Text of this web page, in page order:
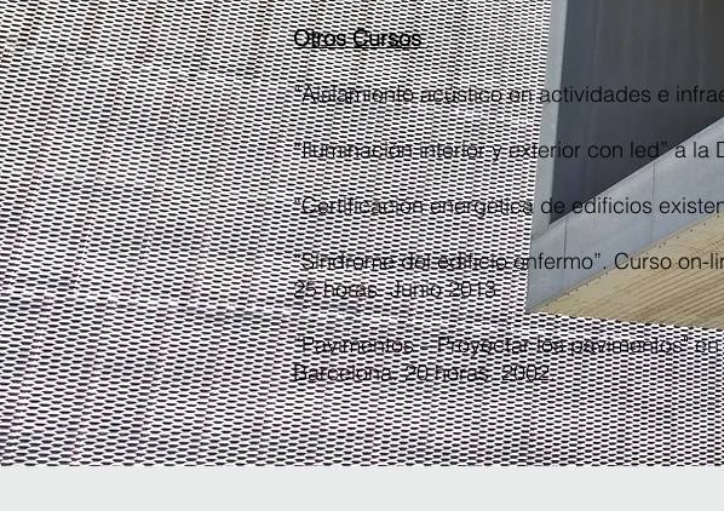
Otros Cursos
“Aislamiento acústico en actividades e
“Iluminación interior y exterior con led” a
“Certificación energética de edificios
“Síndrome del edificio enfermo”. Curso
25 horas. Junio 2013.
“Pavimentos – Proyectar los pavimentos"
Barcelona. 20 horas. 2002.